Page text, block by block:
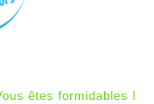
êtes formidables !